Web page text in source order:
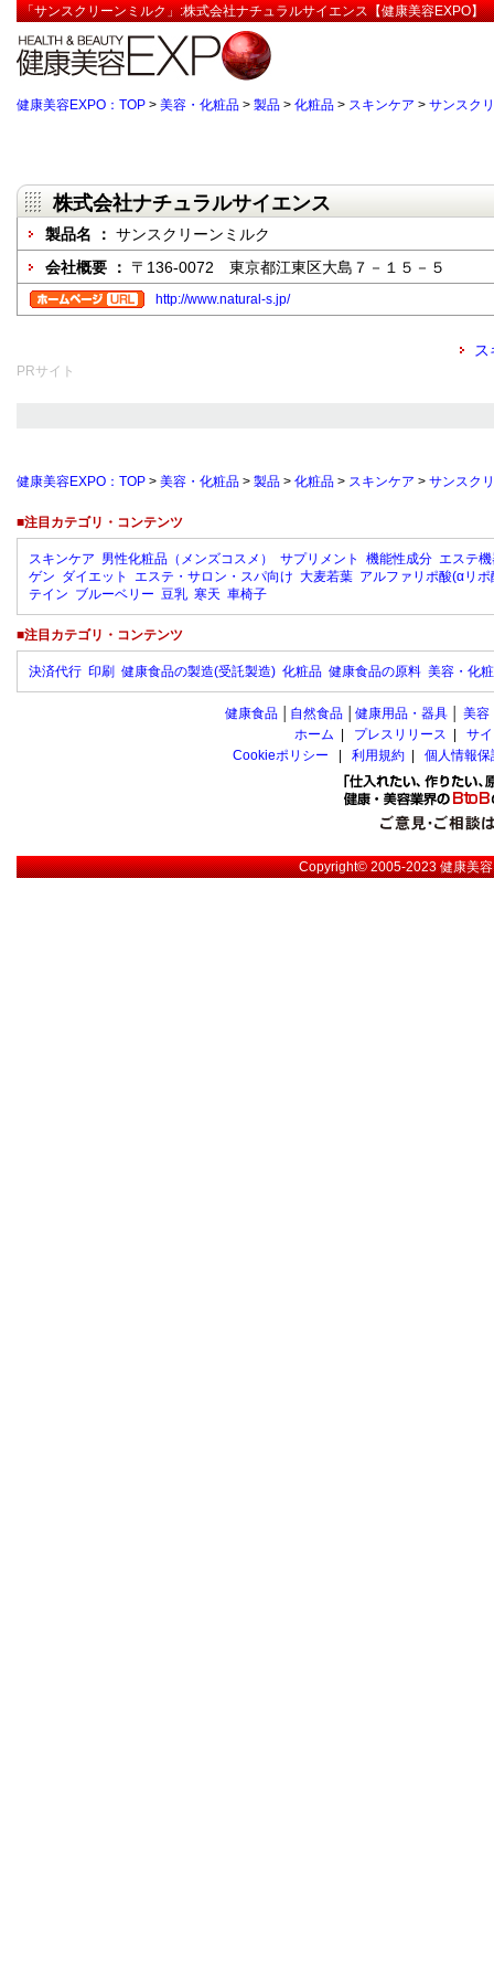
「サンスクリーンミルク」:株式会社ナチュラルサイエンス【健康美容EXPO】
健康美容EXPO：TOP > 美容・化粧品 > 製品 > 化粧品 > スキンケア > サンスク
株式会社ナチュラルサイエンス
製品名 ： サンスクリーンミルク
会社概要 ： 〒136-0072 東京都江東区大島７－１５－５
http://www.natural-s.jp/
PRサイト
健康美容EXPO：TOP > 美容・化粧品 > 製品 > 化粧品 > スキンケア > サンスク
■注目カテゴリ・コンテンツ
スキンケア 男性化粧品（メンズコスメ） サプリメント 機能性成分 エステ
ゲン ダイエット エステ・サロン・スパ向け 大麦若葉 アルファリポ酸(αリポ
テイン ブルーベリー 豆乳 寒天 車椅子
■注目カテゴリ・コンテンツ
決済代行 印刷 健康食品の製造(受託製造) 化粧品 健康食品の原料 美容・化
健康食品 自然食品 健康用品・器具 美容
ホーム
プレスリリース
サ
Cookieポリシー
利用規約 個人情報
Copyright© 2005-2023健康美